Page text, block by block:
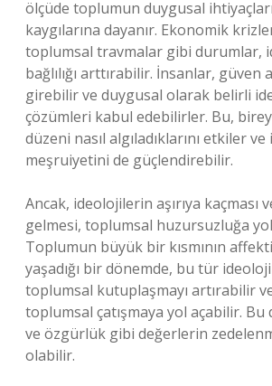
ölçüde toplumun duygusal
kaygılarına dayanır. Ekonomik
toplumsal travmalar gibi durumlar,
bağlılığı arttırabilir. İnsanlar, güven
girebilir ve duygusal olarak belirli
çözümleri kabul edebilirler. Bu,
düzeni nasıl algıladıklarını etkiler ve
meşruiyetini de güçlendirebilir.
Ancak, ideolojilerin aşırıya kaçması
gelmesi, toplumsal huzursuzluğa
Toplumun büyük bir kısmının
yaşadığı bir dönemde, bu tür
toplumsal kutuplaşmayı artırabilir
toplumsal çatışmaya yol açabilir. Bu
ve özgürlük gibi değerlerin
olabilir.